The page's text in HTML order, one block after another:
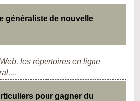
généraliste de nouvelle
les répertoires en ligne
pour gagner du